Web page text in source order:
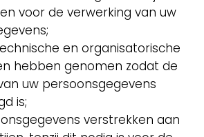
voor de verwerking van uw
en organisatorische
hebben genomen zodat de
uw persoonsgegevens
is;
verstrekken aan